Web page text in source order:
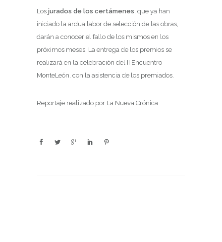
Los jurados de los certámenes, que ya han
iniciado la ardua labor de selección de las obras,
darán a conocer el fallo de los mismos en los
próximos meses. La entrega de los premios se
realizará en la celebración del II Encuentro
MonteLeón, con la asistencia de los premiados.
Reportaje realizado por La Nueva Crónica